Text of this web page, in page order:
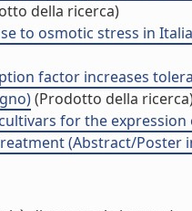
della ricerca)
to osmotic stress in
factor increases
(Prodotto della
for the expression
(Abstract/Poster